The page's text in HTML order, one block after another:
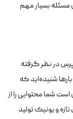
مسئله بسیار مهم
در نظر گرفته
شنیده‌اید که
شما محتوایی را از
و یونیک تولید